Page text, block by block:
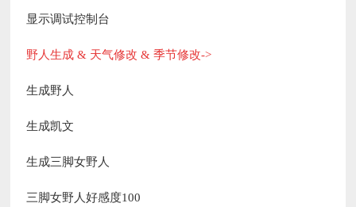
显示调试控制台
野人生成 & 天气修改 & 季节修改->
生成野人
生成凯文
生成三脚女野人
三脚女野人好感度100